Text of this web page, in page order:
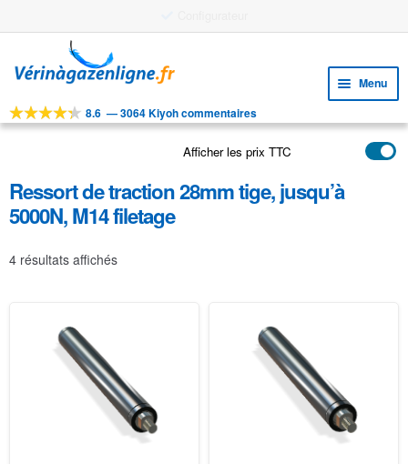
à
navigation
au
Menu
OUTILS
le
menu
APPLICATIONS
SERVICE CLIENTELE
FAQ
8.6 —3064 Kiyoh commentaires
Afficher les prix TTC
Ressort de traction 28mm tige, jusqu’à
5000N, M14 filetage
4 résultats affichés